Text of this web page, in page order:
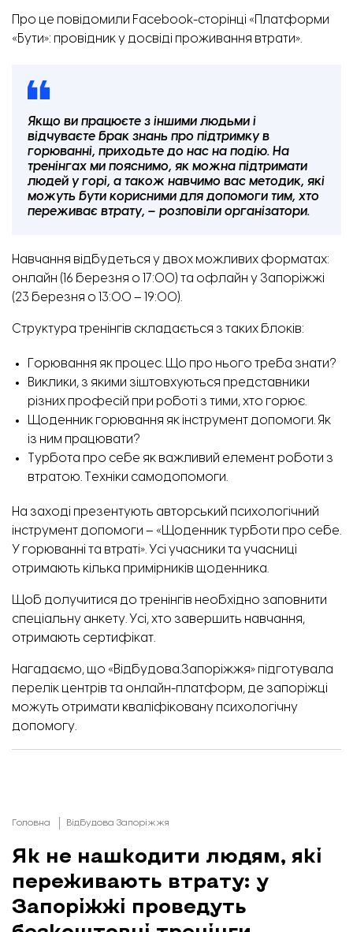
Про це повідомили Facebook-сторінці «Платформи
«Бути»: провідник у досвіді проживання втрати».
Якщо ви працюєте з іншими людьми і
відчуваєте брак знань про підтримку в
горюванні, приходьте до нас на подію. На
тренінгах ми пояснимо, як можна підтримати
людей у горі, а також навчимо вас методик, які
можуть бути корисними для допомоги тим, хто
переживає втрату, – розповіли організатори.
Навчання відбудеться у двох можливих форматах:
онлайн (16 березня о 17:00) та офлайн у Запоріжжі
(23 березня о 13:00 – 19:00).
Структура тренінгів складається з таких блоків:
Горювання як процес. Що про нього треба знати?
Виклики, з якими зіштовхуються представники
різних професій при роботі з тими, хто горює.
Щоденник горювання як інструмент допомоги. Як
із ним працювати?
Турбота про себе як важливий елемент роботи з
втратою. Техніки самодопомоги.
На заході презентують авторський психологічний
інструмент допомоги – «Щоденник турботи про себе.
У горюванні та втраті». Усі учасники та учасниці
отримають кілька примірників щоденника.
Щоб долучитися до тренінгів необхідно заповнити
спеціальну анкету. Усі, хто завершить навчання,
отримають сертифікат.
Нагадаємо, що «Відбудова.Запоріжжя» підготувала
перелік центрів та онлайн-платформ, де запоріжці
можуть отримати кваліфіковану психологічну
допомогу.
Головна Відбудова Запоріжжя
Як не нашкодити людям, які
переживають втрату: у
Запоріжжі проведуть